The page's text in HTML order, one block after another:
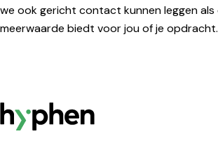
we ook gericht contact kunnen leggen
meerwaarde biedt voor jou of je opdracht.